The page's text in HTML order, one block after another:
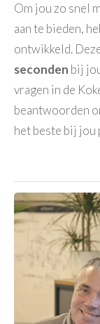
Om jou zo snel
aan te bieden,
ontwikkeld.
seconden bij
vragen in de
beantwoorden
het beste bij jou